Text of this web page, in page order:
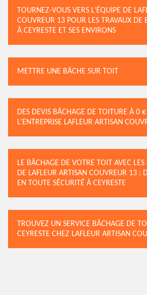
TOURNEZ-VOUS VERS L’ÉQUIPE DE
COUVREUR 13 POUR LES TRAVAUX DE
À CEYRESTE ET SES ENVIRONS
METTRE UNE BÂCHE SUR TOIT
DES DEVIS BÂCHAGE DE TOITURE À 0
L’ENTREPRISE LAFLEUR ARTISAN
LE BÂCHAGE DE VOTRE TOIT AVEC LES
DE LAFLEUR ARTISAN COUVREUR 13 :
EN TOUTE SÉCURITÉ À CEYRESTE
TROUVEZ UN SERVICE BÂCHAGE DE
CEYRESTE CHEZ LAFLEUR ARTISAN